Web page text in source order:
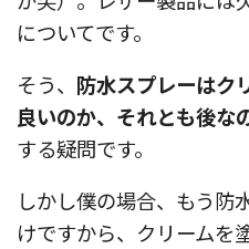
についてです。
そう、 防水スプレーはク
良いのか、それとも後な
する疑問です。
しかし僕の場合、もう防
けですから、クリームを